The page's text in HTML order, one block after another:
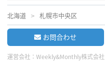
北海道 札幌市中央区
お問合わせ
運営会社： Weekly&Monthly株式会社